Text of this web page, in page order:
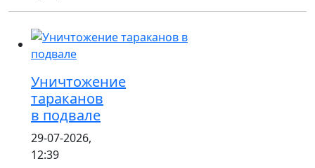
Уничтожение
тараканов
в подвале
29-07-2026,
12:39